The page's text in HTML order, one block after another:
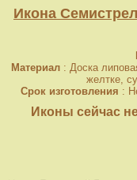
Икона
Материал: Доска
желтке,
Срок изготовления :
Иконы сейчас